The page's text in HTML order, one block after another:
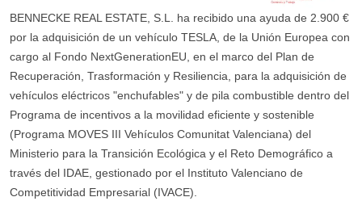
BENNECKE REAL ESTATE, S.L. ha recibido una ayuda de 2.900 €
por la adquisición de un vehículo TESLA, de la Unión Europea con
cargo al Fondo NextGenerationEU, en el marco del Plan de
Recuperación, Trasformación y Resiliencia, para la adquisición de
vehículos eléctricos "enchufables" y de pila combustible dentro del
Programa de incentivos a la movilidad eficiente y sostenible
(Programa MOVES III Vehículos Comunitat Valenciana) del
Ministerio para la Transición Ecológica y el Reto Demográfico a
través del IDAE, gestionado por el Instituto Valenciano de
Competitividad Empresarial (IVACE).